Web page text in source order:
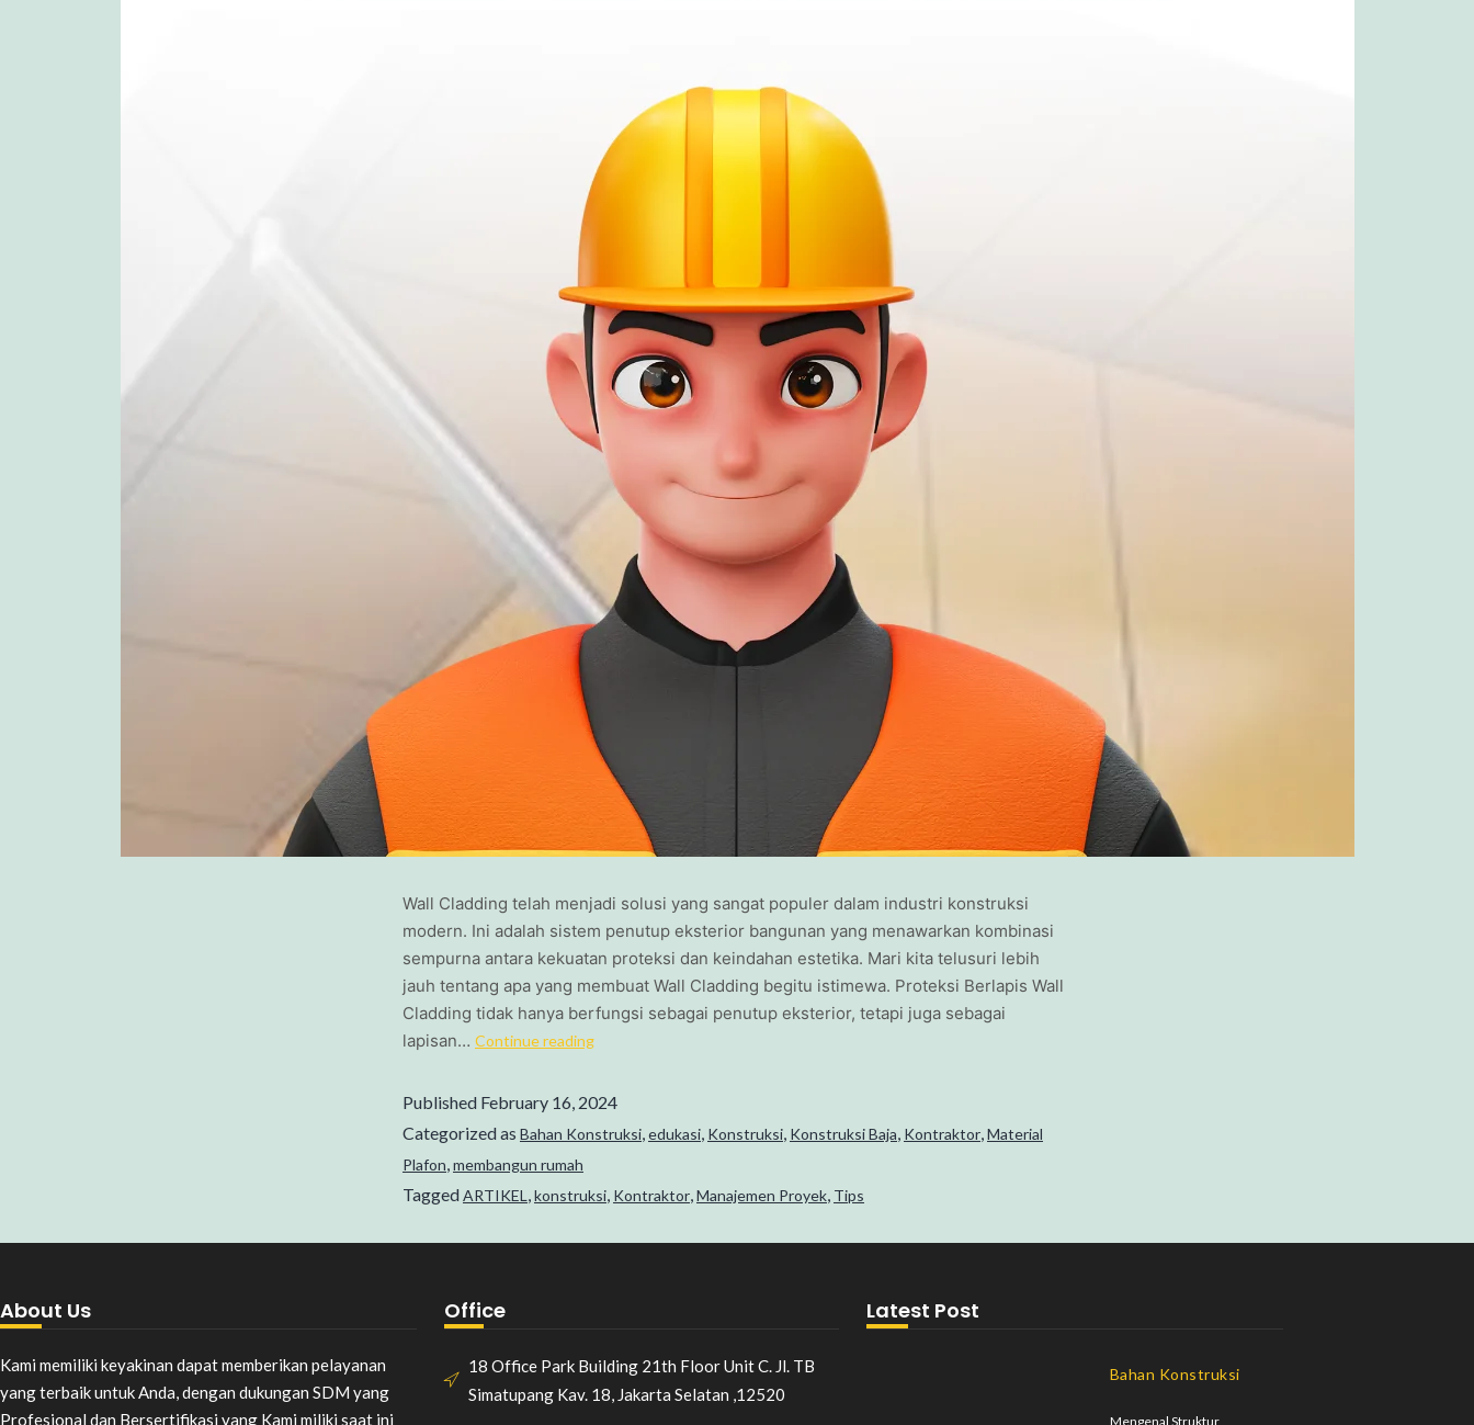
Wall Cladding telah menjadi solusi yang sangat populer dalam industri konstruksi
modern. Ini adalah sistem penutup eksterior bangunan yang menawarkan kombinasi
sempurna antara kekuatan proteksi dan keindahan estetika. Mari kita telusuri lebih
jauh tentang apa yang membuat Wall Cladding begitu istimewa. Proteksi Berlapis Wall
Cladding tidak hanya berfungsi sebagai penutup eksterior, tetapi juga sebagai
lapisan… Continue reading
Published February 16, 2024
Categorized as Bahan Konstruksi edukasi Konstruksi Konstruksi Baja Kontraktor Material
Plafon membangun rumah
TaggedARTIKEL konstruksi Kontraktor Manajemen Proyek Tips
About Us
Kami memiliki keyakinan dapat memberikan pelayanan
yang terbaik untuk Anda, dengan dukungan SDM yang
Profesional dan Bersertifikasi yang Kami miliki saat ini
Office
18 Office Park Building 21th Floor Unit C. Jl. TB
Simatupang Kav. 18, Jakarta Selatan ,12520
Latest Post
Bahan Konstruksi
Mengenal Struktur